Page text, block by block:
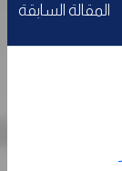
المقالة السابقة